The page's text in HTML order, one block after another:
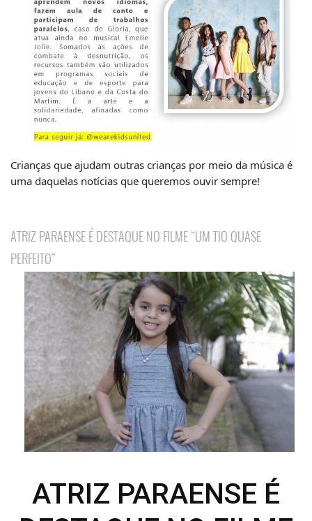
Crianças que ajudam outras crianças por meio da música é
uma daquelas notícias que queremos ouvir sempre!
ATRIZ PARAENSE É DESTAQUE NO FILME “UM TIO QUASE
PERFEITO”
ATRIZ PARAENSE É